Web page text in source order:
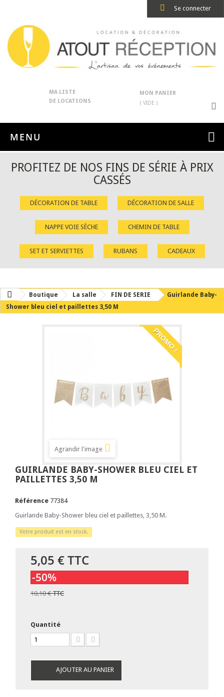
Se connecter
MA LISTE
DE LOCATIONS
MON PANIER
( VIDE )
MENU
PROFITEZ DE NOS FINS DE SÉRIE À PRIX
CASSÉS
DÉCORATION DE TABLE DÉCORATION DE SALLE
NAPPE VOIE SÈCHE CHEMIN DE TABLE
SET ET SERVIETTES RUBANS CADEAUX
Boutique La salle FIN DE SERIE
Guirlande Baby-
Shower bleu ciel et paillettes 3,50 M
PROMO !
Agrandir l'image
GUIRLANDE BABY-SHOWER BLEU CIEL ET
PAILLETTES 3,50 M
Référence 77384
Guirlande Baby-Shower bleu ciel et paillettes, 3,50 M.
Votre produit est en stock.
5,05 €TTC
-50%
10,10 €TTC
Quantité
AJOUTER AU PANIER